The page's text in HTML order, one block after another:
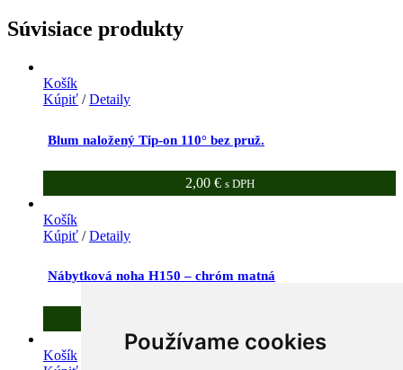
Používame cookies
Súvisiace produkty
Košík
Kúpiť /Detaily
Blum naložený Tip-on 110° bez pruž.
2,00 € s DPH
Košík
Kúpiť /Detaily
Nábytková noha H150 – chróm matná
Košík